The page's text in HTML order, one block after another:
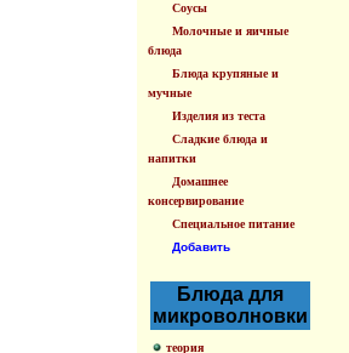
Соусы
Молочные и яичные
блюда
Блюда крупяные и
мучные
Изделия из теста
Сладкие блюда и
напитки
Домашнее
консервирование
Специальное питание
Добавить
Блюда для
микроволновки
теория